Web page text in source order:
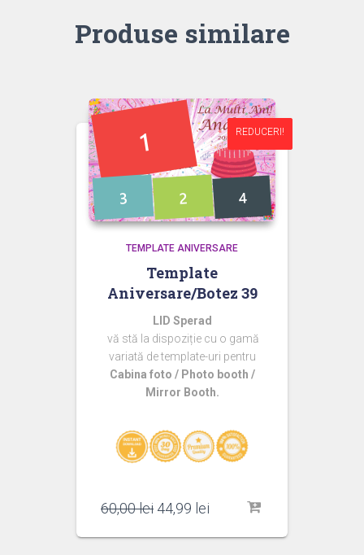
Produse similare
REDUCERI!
REDUCERI!
TEMPLATE ANIVERSARE
Template
Aniversare/Botez 39
LID Sperad
vă stă la dispoziție cu o gamă
variată de template-uri pentru
Cabina foto / Photo booth /
Mirror Booth.
60,00lei Prețul
a
44,99 lei
este: